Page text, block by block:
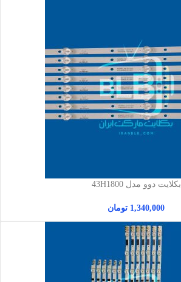
بکلایت دوو مدل 43H1800
1,340,000 تومان